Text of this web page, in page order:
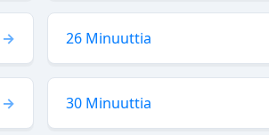
26 Minuuttia
30 Minuuttia